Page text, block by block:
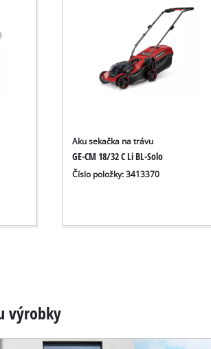
Aku sekačka na trávu
GE-CM 18/32 C Li BL-Solo
Číslo položky: 3413370
výrobky